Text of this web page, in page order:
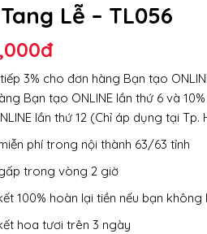
Lễ – TL056
đ
3% cho đơn hàng Bạn tạo
Bạn tạo ONLINE lần thứ 6 và
lần thứ 12 (Chỉ áp dụng tại Tp.
phí trong nội thành 63/63 tỉnh
trong vòng 2 giờ
100% hoàn lại tiền nếu bạn không
hoa tươi trên 3 ngày